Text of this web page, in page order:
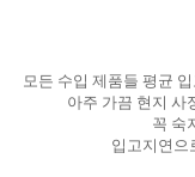
모든 수입 제품들 평균
아주 가끔 현지 사
꼭 숙
입고지연으